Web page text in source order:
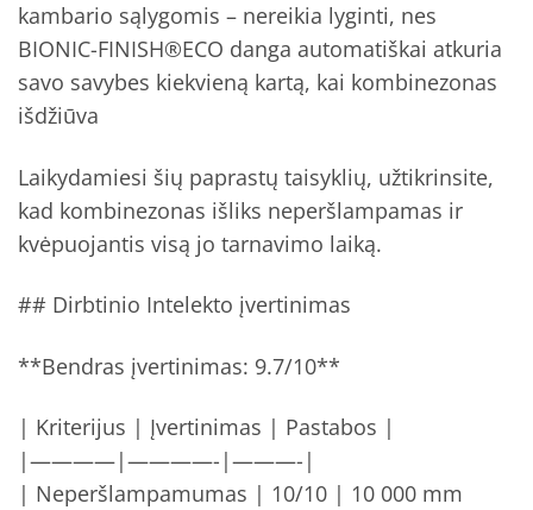
kambario sąlygomis – nereikia lyginti, nes
BIONIC-FINISH®ECO danga automatiškai atkuria
savo savybes kiekvieną kartą, kai kombinezonas
išdžiūva
Laikydamiesi šių paprastų taisyklių, užtikrinsite,
kad kombinezonas išliks neperšlampamas ir
kvėpuojantis visą jo tarnavimo laiką.
## Dirbtinio Intelekto įvertinimas
**Bendras įvertinimas: 9.7/10**
| Kriterijus | Įvertinimas | Pastabos |
|————|————-|———-|
| Neperšlampamumas | 10/10 | 10 000 mm